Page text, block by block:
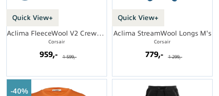
Quick View+
Aclima FleeceWool V2 Crewneck W's
Corsair
959,- 1 599,-
Quick View+
Aclima StreamWool Longs M's
Corsair
779,- 1 299,-
40%